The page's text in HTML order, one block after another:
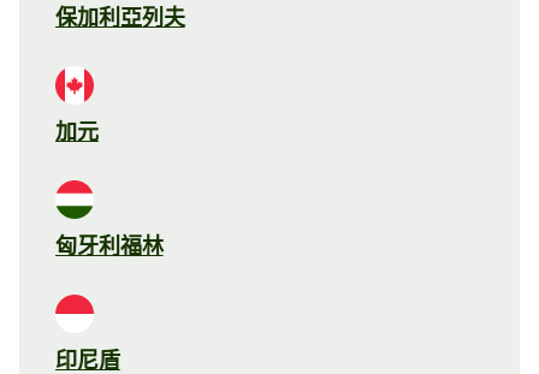
保加利亞列夫
加元
匈牙利福林
印尼盾